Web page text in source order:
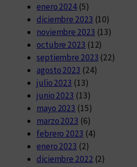
enero 2024 (5)
diciembre 2023 (10)
noviembre 2023 (13)
octubre 2023 (12)
septiembre 2023 (22)
agosto 2023 (24)
julio 2023 (13)
junio 2023 (13)
mayo 2023 (15)
marzo 2023 (6)
febrero 2023 (4)
enero 2023 (2)
diciembre 2022 (2)